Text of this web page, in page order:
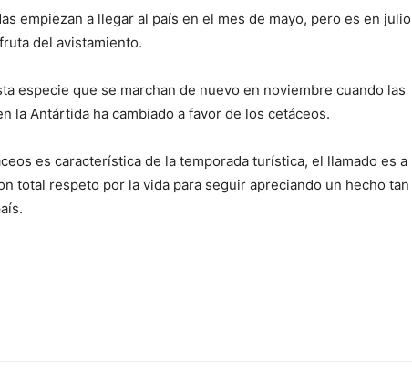
empiezan a llegar al país en el mes de mayo, pero es en julio
del avistamiento.
especie que se marchan de nuevo en noviembre cuando las
la Antártida ha cambiado a favor de los cetáceos.
es característica de la temporada turística, el llamado es a
total respeto por la vida para seguir apreciando un hecho tan